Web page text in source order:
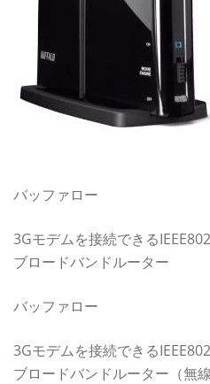
バッファロー
3Gモデムを接続できる
ブロードバンドルーター
バッファロー
3Gモデムを接続できる
ブロードバンドルーター（無